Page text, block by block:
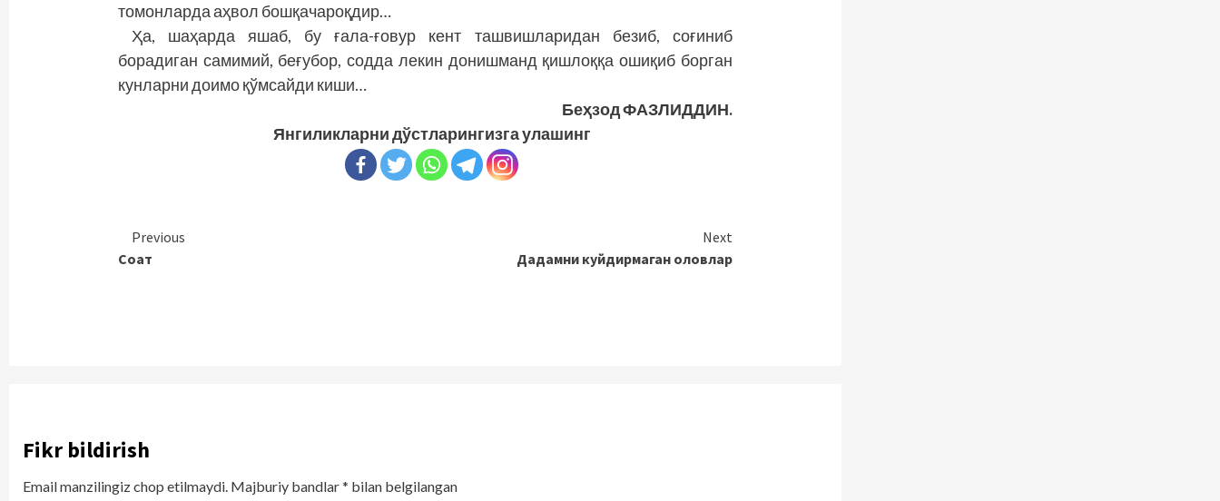
томонларда аҳвол бошқачароқдир…
Ҳа, шаҳарда яшаб, бу ғала-ғовур кент ташвишларидан безиб, соғиниб
борадиган самимий, беғубор, содда лекин донишманд қишлоққа ошиқиб борган
кунларни доимо қўмсайди киши…
Беҳзод ФАЗЛИДДИН.
Янгиликларни дўстларингизга улашинг
Continue
Reading
Previous
Соат
Next
Дадамни куйдирмаган оловлар
Fikr bildirish
Email manzilingiz chop etilmaydi. Majburiy bandlar* bilan belgilangan